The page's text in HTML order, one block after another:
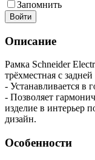
Запомнить
Войти
Описание
Рамка Schneider
трёхместная с
- Устанавливается в
- Позволяет
изделие в интерьер
дизайн.
Особенности